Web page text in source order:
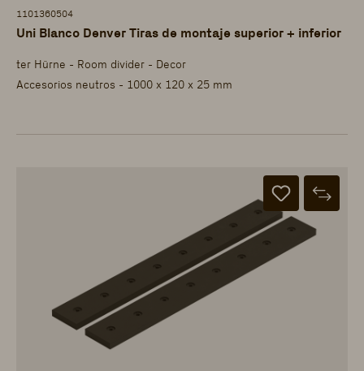
1101360504
Uni Blanco Denver Tiras de montaje superior + inferior
ter Hürne - Room divider - Decor
Accesorios neutros - 1000 x 120 x 25 mm